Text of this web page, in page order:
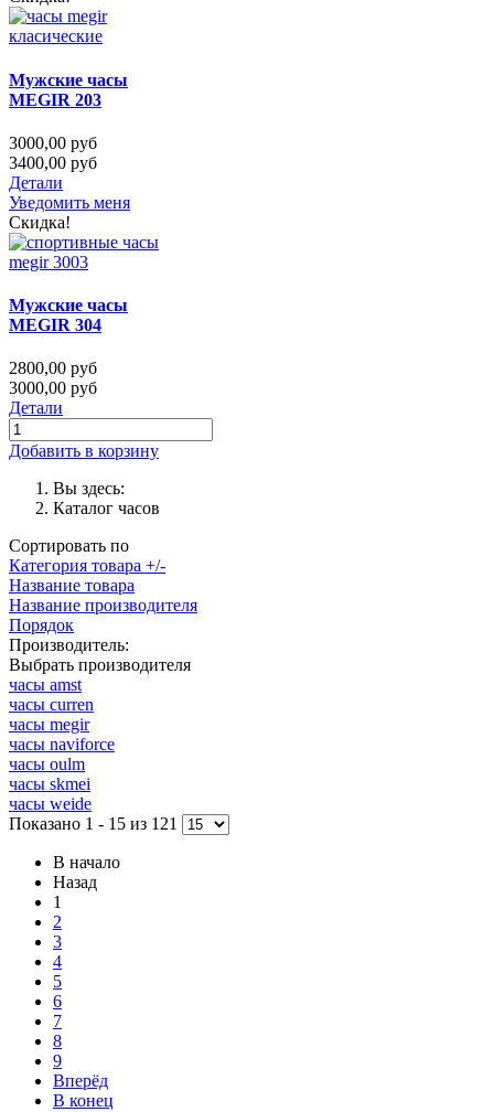
Мужские часы
MEGIR 203
3000,00 руб
3400,00 руб
Детали
Уведомить меня
Скидка!
Мужские часы
MEGIR 304
2800,00 руб
3000,00 руб
Детали
Добавить в корзину
Вы здесь:
Каталог часов
Сортировать по
Категория товара +/-
Название товара
Название производителя
Порядок
Производитель:
Выбрать производителя
часы amst
часы curren
часы megir
часы naviforce
часы oulm
часы skmei
часы weide
Показано 1 - 15 из 121
В начало
Назад
1
2
3
4
5
6
7
8
9
Вперёд
В конец